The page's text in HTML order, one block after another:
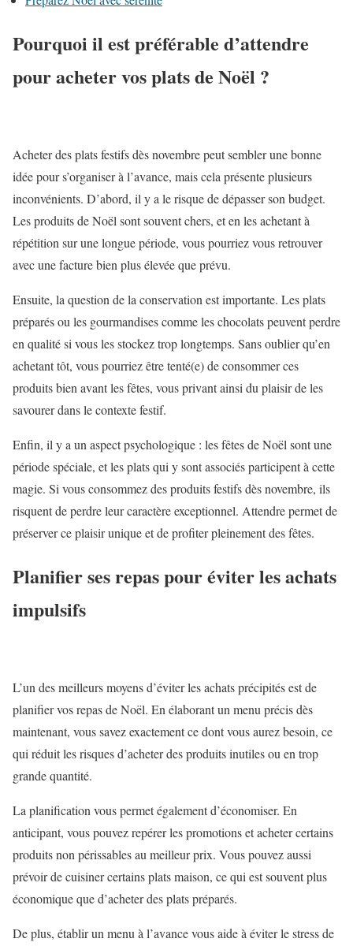
Pourquoi il est préférable d’attendre
pour acheter vos plats de Noël ?
Acheter des plats festifs dès novembre peut sembler une bonne
idée pour s’organiser à l’avance, mais cela présente plusieurs
inconvénients. D’abord, il y a le risque de dépasser son budget.
Les produits de Noël sont souvent chers, et en les achetant à
répétition sur une longue période, vous pourriez vous retrouver
avec une facture bien plus élevée que prévu.
Ensuite, la question de la conservation est importante. Les plats
préparés ou les gourmandises comme les chocolats peuvent perdre
en qualité si vous les stockez trop longtemps. Sans oublier qu’en
achetant tôt, vous pourriez être tenté(e) de consommer ces
produits bien avant les fêtes, vous privant ainsi du plaisir de les
savourer dans le contexte festif.
Enfin, il y a un aspect psychologique : les fêtes de Noël sont une
période spéciale, et les plats qui y sont associés participent à cette
magie. Si vous consommez des produits festifs dès novembre, ils
risquent de perdre leur caractère exceptionnel. Attendre permet de
préserver ce plaisir unique et de profiter pleinement des fêtes.
Planifier ses repas pour éviter les achats
impulsifs
L’un des meilleurs moyens d’éviter les achats précipités est de
planifier vos repas de Noël. En élaborant un menu précis dès
maintenant, vous savez exactement ce dont vous aurez besoin, ce
qui réduit les risques d’acheter des produits inutiles ou en trop
grande quantité.
La planification vous permet également d’économiser. En
anticipant, vous pouvez repérer les promotions et acheter certains
produits non périssables au meilleur prix. Vous pouvez aussi
prévoir de cuisiner certains plats maison, ce qui est souvent plus
économique que d’acheter des plats préparés.
De plus, établir un menu à l’avance vous aide à éviter le stress de